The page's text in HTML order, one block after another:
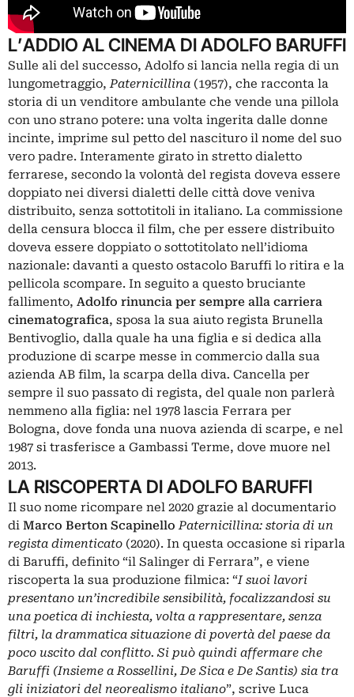
L’ADDIO AL CINEMA DI ADOLFO BARUFFI
Sulle ali del successo, Adolfo si lancia nella regia di un
lungometraggio,Paternicillina (1957), che racconta la
storia di un venditore ambulante che vende una pillola
con uno strano potere: una volta ingerita dalle donne
incinte, imprime sul petto del nascituro il nome del suo
vero padre. Interamente girato in stretto dialetto
ferrarese, secondo la volontà del regista doveva essere
doppiato nei diversi dialetti delle città dove veniva
distribuito, senza sottotitoli in italiano. La commissione
della censura blocca il film, che per essere distribuito
doveva essere doppiato o sottotitolato nell’idioma
nazionale: davanti a questo ostacolo Baruffi lo ritira e la
pellicola scompare. In seguito a questo bruciante
fallimento, Adolfo rinuncia per sempre alla carriera
cinematografica, sposa la sua aiuto regista Brunella
Bentivoglio, dalla quale ha una figlia e si dedica alla
produzione di scarpe messe in commercio dalla sua
azienda AB film, la scarpa della diva. Cancella per
sempre il suo passato di regista, del quale non parlerà
nemmeno alla figlia: nel 1978 lascia Ferrara per
Bologna, dove fonda una nuova azienda di scarpe, e nel
1987 si trasferisce a Gambassi Terme, dove muore nel
2013.
LA RISCOPERTA DI ADOLFO BARUFFI
Il suo nome ricompare nel 2020 grazie al documentario
di Marco Berton Scapinello Paternicillina: storia di un
regista dimenticato (2020). In questa occasione si riparla
di Baruffi, definito “il Salinger di Ferrara”, e viene
riscoperta la sua produzione filmica: “I suoi lavori
presentano un’incredibile sensibilità, focalizzandosi su
una poetica di inchiesta, volta a rappresentare, senza
filtri, la drammatica situazione di povertà del paese da
poco uscito dal conflitto. Si può quindi affermare che
Baruffi (Insieme a Rossellini, De Sica e De Santis) sia tra
gli iniziatori del neorealismo italiano”, scrive Luca